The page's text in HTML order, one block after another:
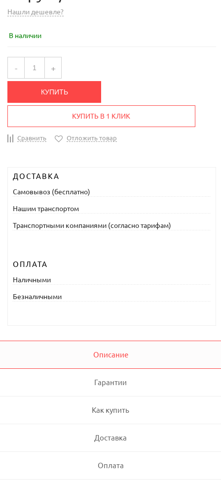
Нашли дешевле?
В наличии
- +
КУПИТЬ
КУПИТЬ В 1 КЛИК
Сравнить Отложить товар
ДОСТАВКА
Самовывоз (бесплатно)
Нашим транспортом
Транспортными компаниями (согласно тарифам)
ОПЛАТА
Наличными
Безналичными
Описание
Гарантии
Как купить
Доставка
Оплата